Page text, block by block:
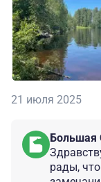
процессе
и неприятно,
21 июля 2025
Большая
Здравствуйте! Спасибо за
рады, что